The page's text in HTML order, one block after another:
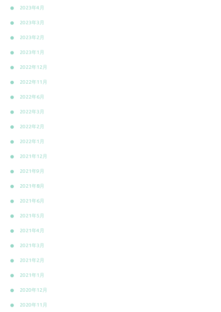
2023年4月
2023年3月
2023年2月
2023年1月
2022年12月
2022年11月
2022年6月
2022年3月
2022年2月
2022年1月
2021年12月
2021年9月
2021年8月
2021年6月
2021年5月
2021年4月
2021年3月
2021年2月
2021年1月
2020年12月
2020年11月